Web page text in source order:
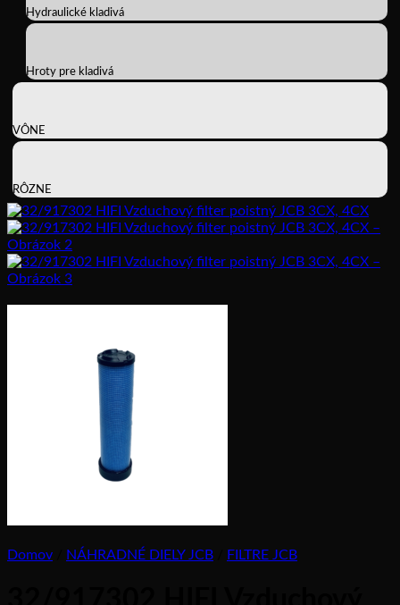
Hydraulické kladivá
Hroty pre kladivá
VÔNE
RÔZNE
Domov NÁHRADNÉ DIELY JCB FILTRE JCB